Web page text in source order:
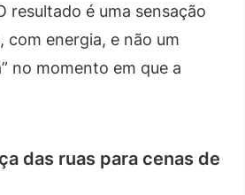
resultado é uma sensação
com energia, e não um
no momento em que a
das ruas para cenas de